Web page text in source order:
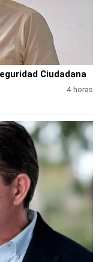
Ciudadana
4 horas